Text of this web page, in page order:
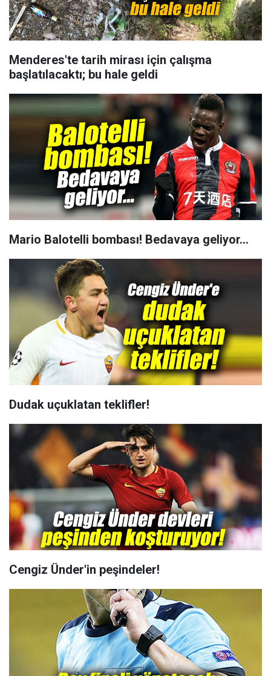
Menderes'te tarih mirası için çalışma
başlatılacaktı; bu hale geldi
Mario Balotelli bombası! Bedavaya geliyor...
Dudak uçuklatan teklifler!
Cengiz Ünder'in peşindeler!